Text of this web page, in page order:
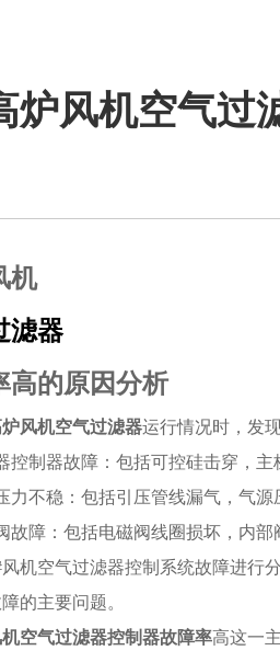
炉风机空气过
机
滤器
高的原因分析
风机空气过滤器运行情况时，发
控制器故障：包括可控硅击穿，主
力不稳：包括引压管线漏气，气源
故障：包括电磁阀线圈损坏，内部
机空气过滤器控制系统故障进行
的主要问题。
机空气过滤器控制器故障率高这一